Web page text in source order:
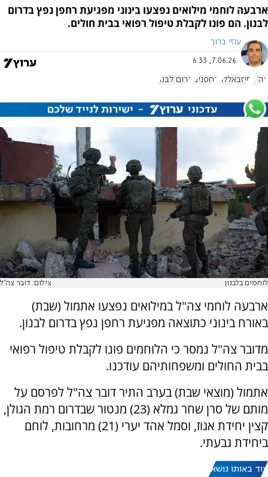
ארבעה לוחמי מילואים נפצעו בינוני מפגיעת רחפן נפץ בדרום
לבנון. הם פונו לקבלת טיפול רפואי בבית חולים.
עוזי ברוך
7.06.26, 6:33
צה"ל חיזבאללה רחפנים דרום לבנון
לוחמים בלבנון צילום: דובר צה"ל
ארבעה לוחמי צה"ל במילואים נפצעו אתמול (שבת)
באורח בינוני כתוצאה מפגיעת רחפן נפץ בדרום לבנון.
מדובר צה"ל נמסר כי הלוחמים פונו לקבלת טיפול רפואי
בבית החולים ומשפחותיהם עודכנו.
אתמול (מוצאי שבת) בערב התיר דובר צה"ל לפרסם על
מותם של סרן שחר גמלא (23) מנטור שבדרום רמת הגולן,
קצין יחידת אגוז, וסמל אהד יערי (21) מרחובות, לוחם
ביחידת גבעתי.
עוד באותו נושא: